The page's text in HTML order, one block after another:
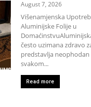
August 7, 2026
Višenamjenska
Aluminijske Folije u
često uzimana zdravo
predstavlja neophodan
svakom...
Read more